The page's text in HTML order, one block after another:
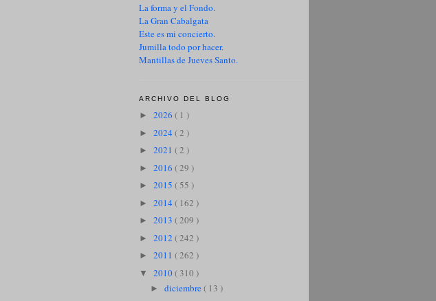
La forma y el Fondo.
La Gran Cabalgata
Este es mi concierto.
Jumilla todo por hacer.
Mantillas de Jueves Santo.
ARCHIVO DEL BLOG
► 2026 ( 1 )
► 2024 ( 2 )
► 2021 ( 2 )
► 2016 ( 29 )
► 2015 ( 55 )
► 2014 ( 162 )
► 2013 ( 209 )
► 2012 ( 242 )
► 2011 ( 262 )
▼ 2010( 310 )
► diciembre( 13 )